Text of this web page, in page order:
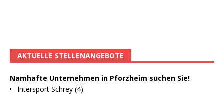
AKTUELLE STELLENANGEBOTE
Namhafte Unternehmen in Pforzheim suchen Sie!
Intersport Schrey (4)